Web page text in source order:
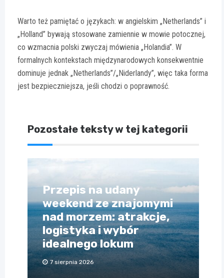
Warto też pamiętać o językach: w angielskim „Netherlands” i
„Holland” bywają stosowane zamiennie w mowie potocznej,
co wzmacnia polski zwyczaj mówienia „Holandia”. W
formalnych kontekstach międzynarodowych konsekwentnie
dominuje jednak „Netherlands”/„Niderlandy”, więc taka forma
jest bezpieczniejsza, jeśli chodzi o poprawność.
Pozostałe teksty w tej kategorii
Przepis na udany
weekend ze znajomymi
nad morzem: atrakcje,
logistyka i wybór
idealnego lokum
7 sierpnia 2026